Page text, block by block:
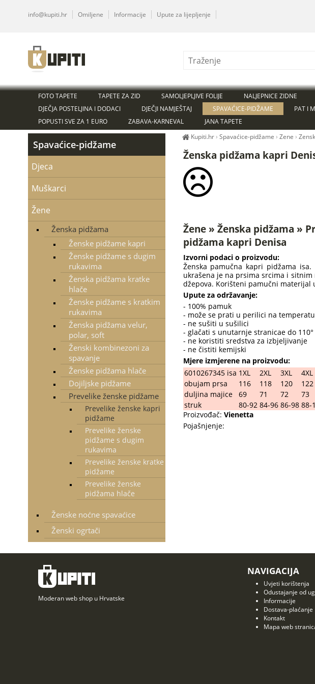
Ženska pidžama kapri
Žene » Ženska pidžama »
pidžama kapri Denisa
Izvorni podaci o proizvodu:
Ženska pamučna kapri pidžama
ukrašena je na prsima srcima i
džepova. Korišteni pamučni materijal
Upute za održavanje:
- 100% pamuk
- može se prati u perilici na
- ne sušiti u sušilici
- glačati s unutarnje stranicae do 110°
- ne koristiti sredstva za izbjeljivanje
- ne čistiti kemijski
Mjere izmjerene na proizvodu:
6010267345 isa 1XL 2XL 3XL
4XL
obujam prsa
116 118 120
122
duljina majice
69 71 72
73
struk
80-92 84-96 86-98 88-
Proizvođač: Vienetta
Pojašnjenje:
Spavaćice-pidžame
Djeca
Muškarci
Žene
Ženska pidžama
Ženske pidžame kapri
Ženske pidžame s dugim
rukavima
Ženska pidžama kratke
hlače
Ženske pidžame s kratkim
rukavima
Ženska pidžama velur,
polar, soft
Ženski kombinezoni za
spavanje
Ženske pidžama hlače
Dojiljske pidžame
Prevelike ženske pidžame
Prevelike ženske kapri
pidžame
Prevelike ženske
pidžame s dugim
rukavima
Prevelike ženske kratke
pidžame
Prevelike ženske
pidžama hlače
Ženske noćne spavaćice
Ženski ogrtači
FOTO TAPETE TAPETE ZA ZID SAMOLJEPLJIVE FOLIJE NALJEPNICE ZIDNE
DJEČJA POSTELJINA I DODACI
DJEČJI NAMJEŠTAJ SPAVAĆICE-PIDŽAME PAT I
POPUSTI SVE ZA 1 EURO
ZABAVA-KARNEVAL JANA TAPETE
Kupiti.hr›Spavaćice-pidžame ›Žene ›
info@kupiti.hr Omiljene Informacije Upute za lijepljenje
Moderan web shop u Hrvatske
NAVIGACIJA
Uvjeti korištenja
Odustajanje od
Informacije
Dostava-plaćanje
Kontakt
Mapa web